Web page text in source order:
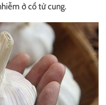
ở cổ tử cung.